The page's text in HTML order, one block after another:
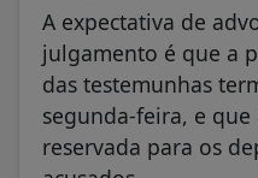
A expectativa de
julgamento é que a
das testemunhas
segunda-feira, e que
reservada para os